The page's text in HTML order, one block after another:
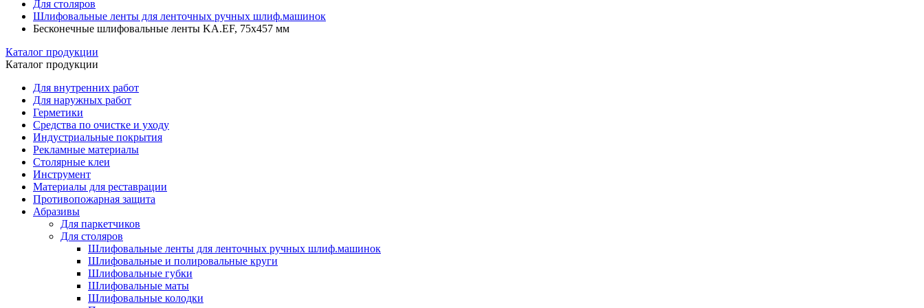
Для столяров
Шлифовальные ленты для ленточных ручных шлиф.машинок
Бесконечные шлифовальные ленты KA.EF, 75х457 мм
Каталог продукции
Каталог продукции
Для внутренних работ
Для наружных работ
Герметики
Средства по очистке и уходу
Индустриальные покрытия
Рекламные материалы
Столярные клеи
Инструмент
Материалы для реставрации
Противопожарная защита
Абразивы
Для паркетчиков
Для столяров
Шлифовальные ленты для ленточных ручных шлиф.машинок
Шлифовальные и полировальные круги
Шлифовальные губки
Шлифовальные маты
Шлифовальные колодки